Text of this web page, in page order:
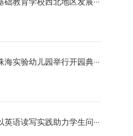
实验幼儿园举行开园典礼
读写实践助力学生问题解决能力提升